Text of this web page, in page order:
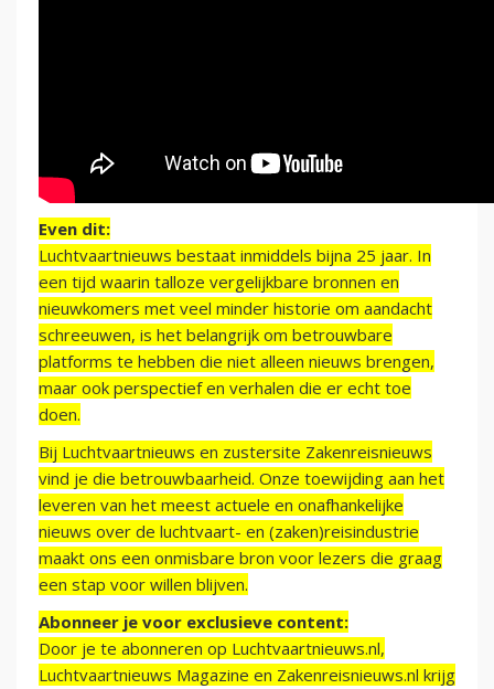
Even dit:
Luchtvaartnieuws bestaat inmiddels bijna 25 jaar. In
een tijd waarin talloze vergelijkbare bronnen en
nieuwkomers met veel minder historie om aandacht
schreeuwen, is het belangrijk om betrouwbare
platforms te hebben die niet alleen nieuws brengen,
maar ook perspectief en verhalen die er echt toe
doen.
Bij Luchtvaartnieuws en zustersite Zakenreisnieuws
vind je die betrouwbaarheid. Onze toewijding aan het
leveren van het meest actuele en onafhankelijke
nieuws over de luchtvaart- en (zaken)reisindustrie
maakt ons een onmisbare bron voor lezers die graag
een stap voor willen blijven.
Abonneer je voor exclusieve content:
Door je te abonneren op Luchtvaartnieuws.nl,
Luchtvaartnieuws Magazine en Zakenreisnieuws.nl krijg